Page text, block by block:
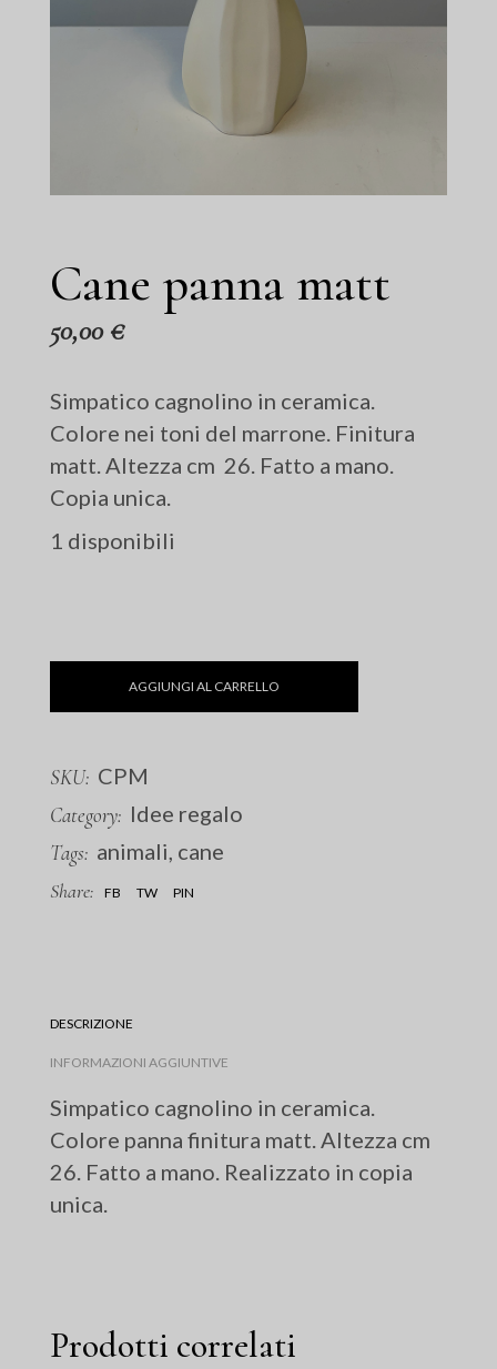
Cane panna matt
50,00 €
Simpatico cagnolino in ceramica.
Colore nei toni del marrone. Finitura
matt. Altezza cm 26. Fatto a mano.
Copia unica.
1 disponibili
AGGIUNGI AL CARRELLO
SKU: CPM
Category: Idee regalo
Tags: animali, cane
Share: FB TW PIN
DESCRIZIONE
INFORMAZIONI AGGIUNTIVE
Simpatico cagnolino in ceramica.
Colore panna finitura matt. Altezza cm
26. Fatto a mano. Realizzato in copia
unica.
Prodotti correlati